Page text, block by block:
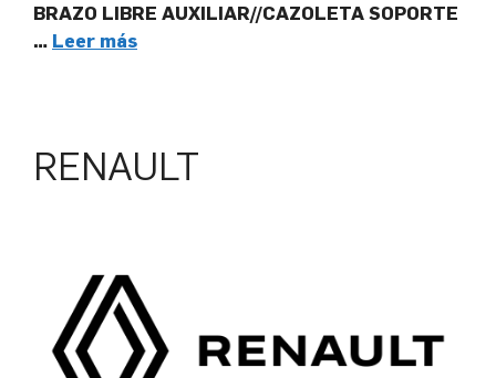
BRAZO LIBRE AUXILIAR//CAZOLETA SOPORTE
… Leer más
RENAULT